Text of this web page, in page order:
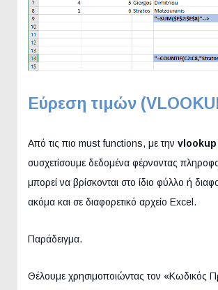
Εύρεση τιμών
Από τις πιο must functions, με την vlookup
συσχετίσουμε δεδομένα φέρνοντας
μπορεί να βρίσκονται στο ίδιο φύλλο ή
ακόμα και σε διαφορετικό αρχείο Excel.
Παράδειγμα.
Θέλουμε χρησιμοποιώντας τον «Κωδικός